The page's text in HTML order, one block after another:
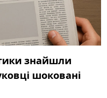
знайшли
шоковані